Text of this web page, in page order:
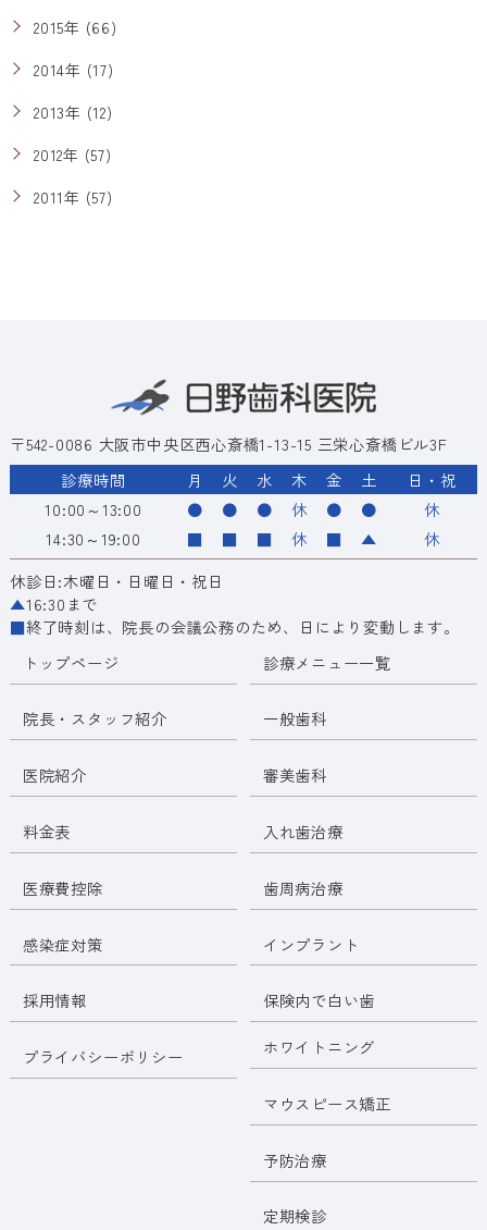
2015年 (66)
2014年 (17)
2013年 (12)
2012年 (57)
2011年 (57)
〒542-0086 大阪市中央区西心斎橋1-13-15 三栄心斎橋ビル3F
診療時間
月 火 水 木 金 土
日・祝
10:00～13:00
● ● ● 休 ● ●
休
14:30～19:00
■ ■ ■ 休 ■ ▲
休
休診日:木曜日・日曜日・祝日
▲16:30まで
■終了時刻は、院長の会議公務のため、日により変動します。
トップページ
院長・スタッフ紹介
医院紹介
料金表
医療費控除
感染症対策
採用情報
プライバシーポリシー
診療メニュー一覧
一般歯科
審美歯科
入れ歯治療
歯周病治療
インプラント
保険内で白い歯
ホワイトニング
マウスピース矯正
予防治療
定期検診